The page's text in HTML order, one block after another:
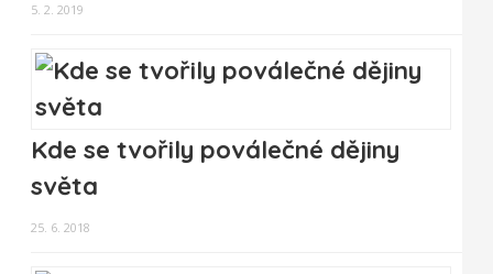
5. 2. 2019
Kde se tvořily poválečné dějiny
světa
25. 6. 2018